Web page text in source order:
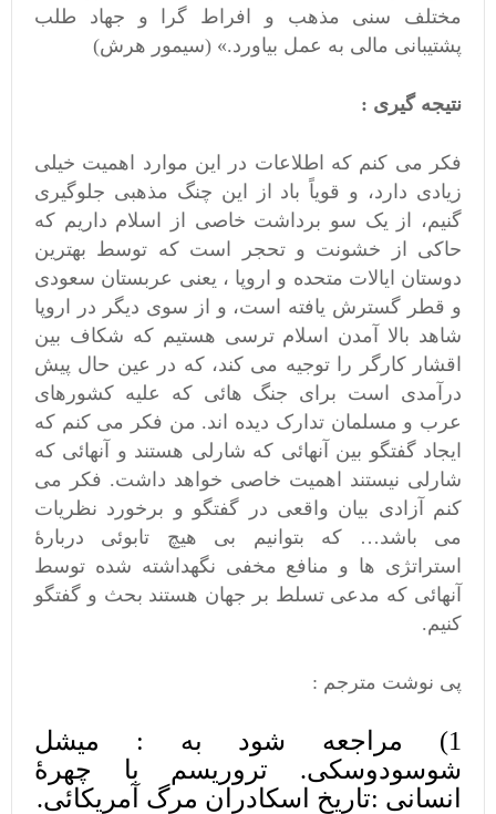
مختلف سنی مذهب و افراط گرا و جهاد طلب
پشتیبانی مالی به عمل بیاورد.» (سیمور هرش)
نتیجه گیری :
فکر می کنم که اطلاعات در این موارد اهمیت خیلی
زیادی دارد، و قویاً باد از این چنگ مذهبی جلوگیری
گنیم، از یک سو برداشت خاصی از اسلام داریم که
حاکی از خشونت و تحجر است که توسط بهترین
دوستان ایالات متحده و اروپا ، یعنی عربستان سعودی
و قطر گسترش یافته است، و از سوی دیگر در اروپا
شاهد بالا آمدن اسلام ترسی هستیم که شکاف بین
اقشار کارگر را توجیه می کند، که در عین حال پیش
درآمدی است برای جنگ هائی که علیه کشورهای
عرب و مسلمان تدارک دیده اند. من فکر می کنم که
ایجاد گفتگو بین آنهائی که شارلی هستند و آنهائی که
شارلی نیستند اهمیت خاصی خواهد داشت. فکر می
کنم آزادی بیان واقعی در گفتگو و برخورد نظریات
می باشد… که بتوانیم بی هیچ تابوئی دربارۀ
استراتژی ها و منافع مخفی نگهداشته شده توسط
آنهائی که مدعی تسلط بر جهان هستند بحث و گفتگو
کنیم.
پی نوشت مترجم :
1) مراجعه شود به : میشل
شوسودوسکی. تروریسم با چهرۀ
انسانی :تاریخ اسکادران مرگ آمریکائی.